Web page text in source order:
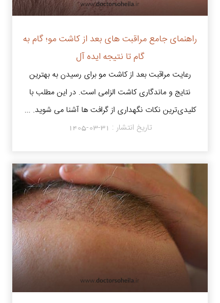
راهنمای جامع مراقبت های بعد از کاشت مو؛ گام به
گام تا نتیجه ایده آل
رعایت مراقبت بعد از کاشت مو برای رسیدن به بهترین
نتایج و ماندگاری کاشت الزامی است. در این مطلب با
کلیدی‌ترین نکات نگهداری از گرافت‌ ها آشنا می شوید. ...
تاریخ انتشار : 1405-03-31